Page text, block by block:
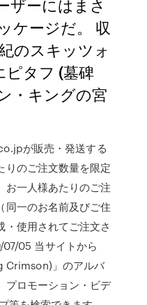
ザーにはまさ
ケージだ。 収
のスキッツォ
ピタフ (墓碑
・キングの宮
が販売・発送する
りのご注文数量を限定
お一人様あたりのご注
同一のお名前及びご住
使用されてご注文さ
05 当サイトから
Crimson)」のアルバ
プロモーション・ビデ